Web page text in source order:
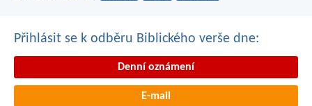
Přihlásit se k odběru Biblického verše dne:
Denní oznámení
E-mail